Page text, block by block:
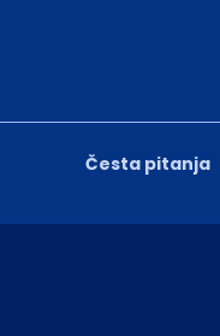
Česta pitanja